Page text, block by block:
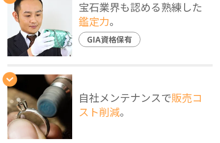
宝石業界も認める熟練した
鑑定力。
GIA資格保有
自社メンテナンスで販売コ
スト削減。